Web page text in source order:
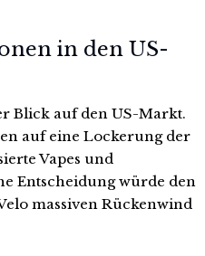
in den US-
Blick auf den US-Markt.
auf eine Lockerung der
Vapes und
Entscheidung würde den
massiven Rückenwind